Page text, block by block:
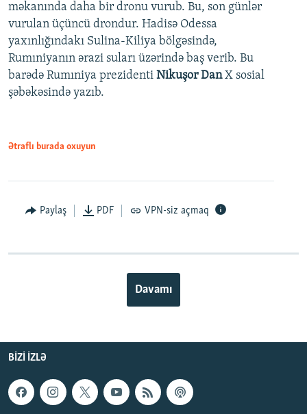
məkanında daha bir dronu vurub. Bu, son günlər
vurulan üçüncü drondur. Hadisə Odessa
yaxınlığındakı Sulina-Kiliya bölgəsində,
Rumıniyanın ərazi suları üzərində baş verib. Bu
barədə Rumıniya prezidenti Nikuşor DanX sosial
şəbəkəsində yazıb.
Ətraflı burada oxuyun
Paylaş PDF VPN-siz açmaq
Davamı
BIZI IZLƏ